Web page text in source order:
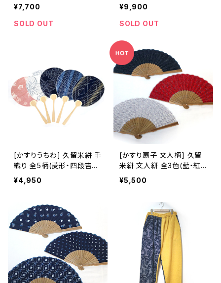
片側絞り染め(左脇から裾)
※職人手染め
¥7,700
SOLD OUT
全体染め(淡)※職人手染め
¥9,900
SOLD OUT
[かすりうちわ] 久留米絣 手
織り 全5柄(菱形・四段吉
祥/縞柄・花柄・フラガール
柄) 池田絣工房
¥4,950
[かすり扇子 文人柄] 久留
米絣 文人絣 全3色(藍・紅・
白) 池田絣工房 ※桐箱入り
可(別途200円)
¥5,500